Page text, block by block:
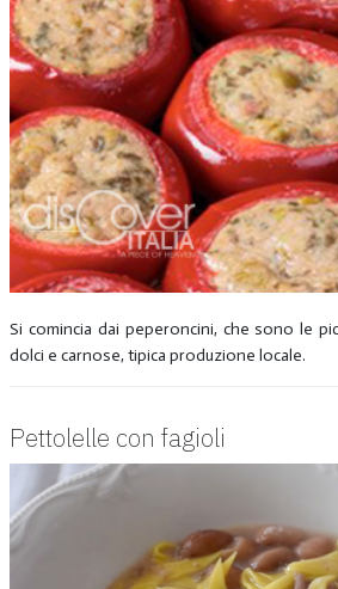
Si comincia dai peperoncini, che sono le
dolci e carnose, tipica produzione locale.
Pettolelle con fagioli